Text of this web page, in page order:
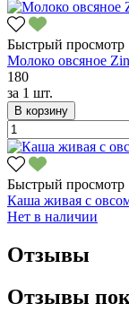
Быстрый просмотр
Молоко овсяное
180
за 1 шт.
В корзину
Быстрый просмотр
Каша живая с
Нет в наличии
Отзывы
Отзывы